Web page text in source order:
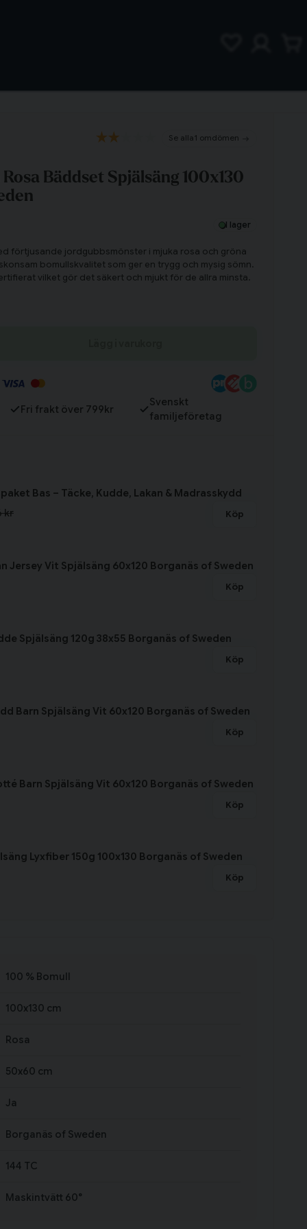
1 omdömen
Bäddset Spjälsäng 100x130
I lager
förtjusande jordgubbsmönster i mjuka rosa och gröna
bomullskvalitet som ger en trygg och mysig sömn.
vilket gör det säkert och mjukt för de allra minsta.
Fri frakt över 799kr
Svenskt
familjeföretag
Bas – Täcke, Kudde, Lakan & Madrasskydd
kr
Köp
Jersey Vit Spjälsäng 60x120 Borganäs of Sweden
Köp
Spjälsäng 120g 38x55 Borganäs of Sweden
Köp
Barn Spjälsäng Vit 60x120 Borganäs of Sweden
Köp
Barn Spjälsäng Vit 60x120 Borganäs of Sweden
Köp
Lyxfiber 150g 100x130 Borganäs of Sweden
Köp
100 % Bomull
100x130 cm
Rosa
50x60 cm
Ja
Borganäs of Sweden
144 TC
Maskintvätt 60°